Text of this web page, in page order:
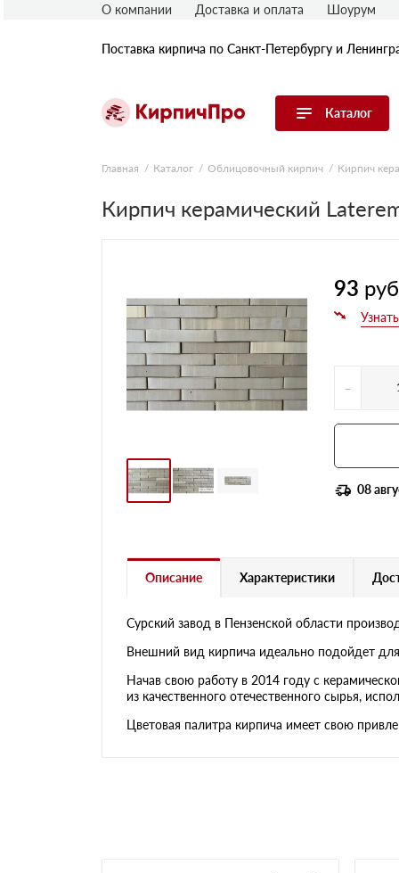
Поставка кирпича по Санкт-Петербургу и
Каталог
Перейти в каталог
Строительный (рядовой) кирпич
Фасадная плитка, камень, декор
Печной кирпич
Брусчатка и мощение
Кладочные смеси
О компании Доставка и оплата Шоурум
Главная Каталог Облицовочный кирпич Кирпич
Кирпич керамический
93
-
08
Описание Характеристики
Сурский завод в Пензенской области
Внешний вид кирпича идеально подойдет
Начав свою работу в 2014 году с
из качественного отечественного сырья,
Цветовая палитра кирпича имеет свою